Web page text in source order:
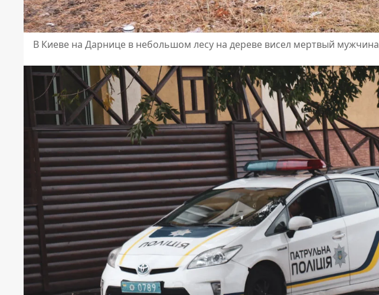
В Киеве на Дарнице в небольшом лесу на дереве висел мертвый мужчина